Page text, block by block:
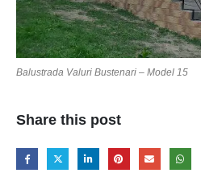
Balustrada Valuri Bustenari – Model 15
Share this post